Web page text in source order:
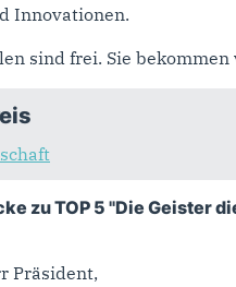
Innovationen.
sind frei. Sie
zu TOP 5 "Die Geister
Präsident,